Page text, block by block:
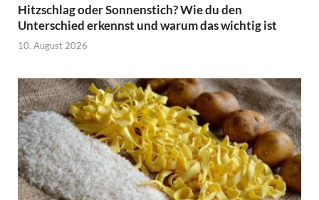
Hitzschlag oder Sonnenstich? Wie du den
Unterschied erkennst und warum das wichtig ist
10. August 2026